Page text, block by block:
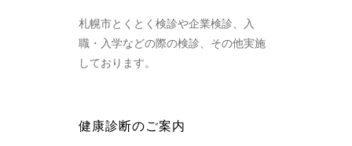
札幌市とくとく検診や企業検診、入
職・入学などの際の検診、その他実施
しております。
健康診断のご案内